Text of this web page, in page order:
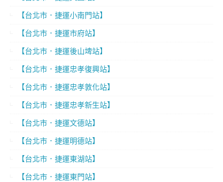
【台北市．捷運小南門站】
【台北市．捷運市府站】
【台北市．捷運後山埤站】
【台北市．捷運忠孝復興站】
【台北市．捷運忠孝敦化站】
【台北市．捷運忠孝新生站】
【台北市．捷運文德站】
【台北市．捷運明德站】
【台北市．捷運東湖站】
【台北市．捷運東門站】